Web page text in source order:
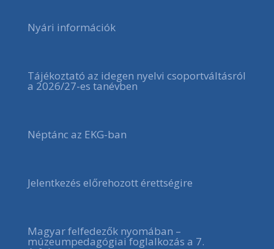
Nyári információk
Tájékoztató az idegen nyelvi csoportváltásról
a 2026/27-es tanévben
Néptánc az EKG-ban
Jelentkezés előrehozott érettségire
Magyar felfedezők nyomában –
múzeumpedagógiai foglalkozás a 7.